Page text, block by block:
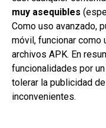
muy asequibles
Como uso avanzado,
móvil, funcionar como
archivos APK. En
funcionalidades por
tolerar la publicidad
inconvenientes.